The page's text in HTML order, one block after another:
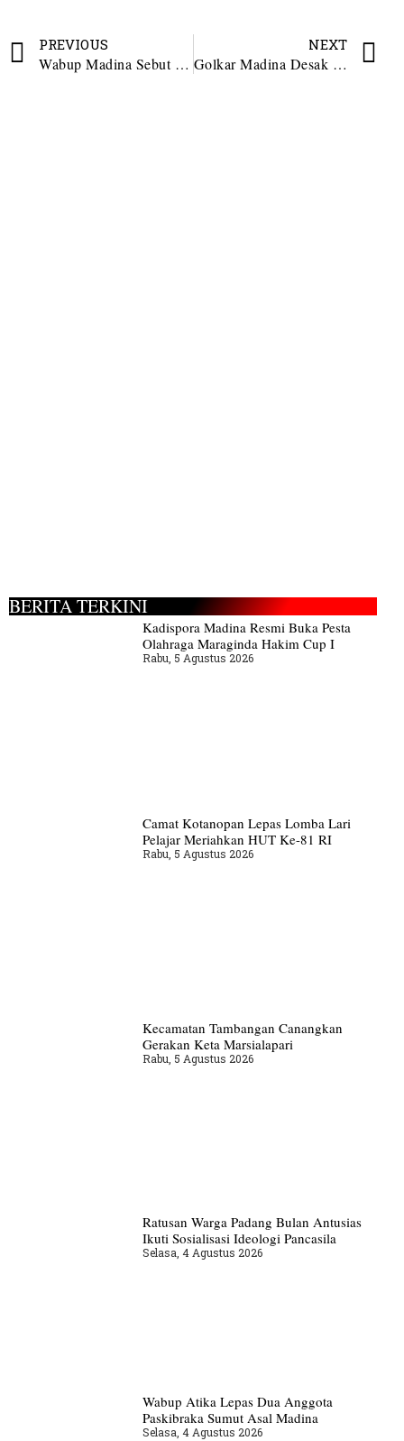
PREVIOUS
Wabup Madina Sebut RKPD Harus Relevan dengan Visi Misi Kepala Daerah
NEXT
Golkar Madina Desak Pemerintah Mitigasi Lumpur Panas Roburan Dolok
BERITA TERKINI
Kadispora Madina Resmi Buka Pesta
Olahraga Maraginda Hakim Cup I
Rabu, 5 Agustus 2026
Camat Kotanopan Lepas Lomba Lari
Pelajar Meriahkan HUT Ke-81 RI
Rabu, 5 Agustus 2026
Kecamatan Tambangan Canangkan
Gerakan Keta Marsialapari
Rabu, 5 Agustus 2026
Ratusan Warga Padang Bulan Antusias
Ikuti Sosialisasi Ideologi Pancasila
Selasa, 4 Agustus 2026
Wabup Atika Lepas Dua Anggota
Paskibraka Sumut Asal Madina
Selasa, 4 Agustus 2026